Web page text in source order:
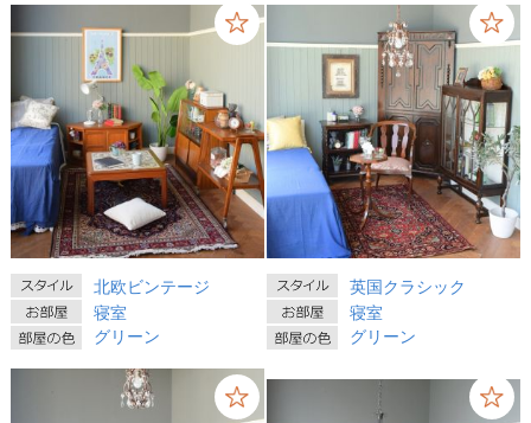
北欧ビンテージ
寝室
グリーン
英国クラシック
寝室
グリーン